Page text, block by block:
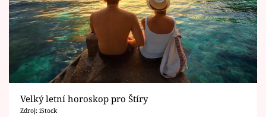
Velký letní horoskop pro Štíry
Zdroj: iStock